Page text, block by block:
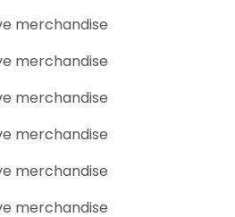
merchandise
merchandise
merchandise
merchandise
merchandise
merchandise